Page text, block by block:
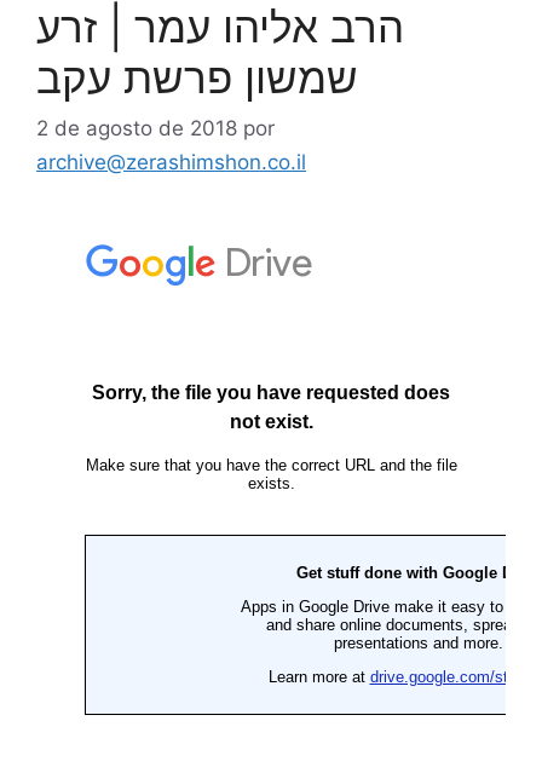
הרב אליהו עמר | זרע
שמשון פרשת עקב
2 de agosto de 2018 por
archive@zerashimshon.co.il